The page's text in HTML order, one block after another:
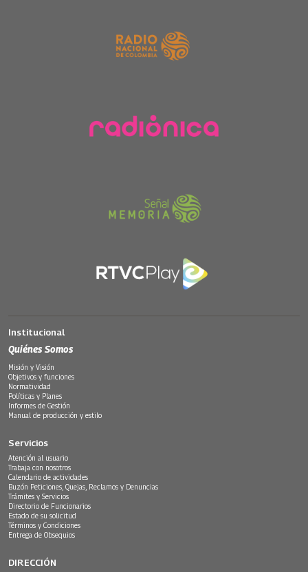
Institucional
Quiénes Somos
Misión y Visión
Objetivos y funciones
Normatividad
Políticas y Planes
Informes de Gestión
Manual de producción y estilo
Servicios
Atención al usuario
Trabaja con nosotros
Calendario de actividades
Buzón Peticiones, Quejas, Reclamos y Denuncias
Trámites y Servicios
Directorio de Funcionarios
Estado de su solicitud
Términos y Condiciones
Entrega de Obsequios
DIRECCIÓN